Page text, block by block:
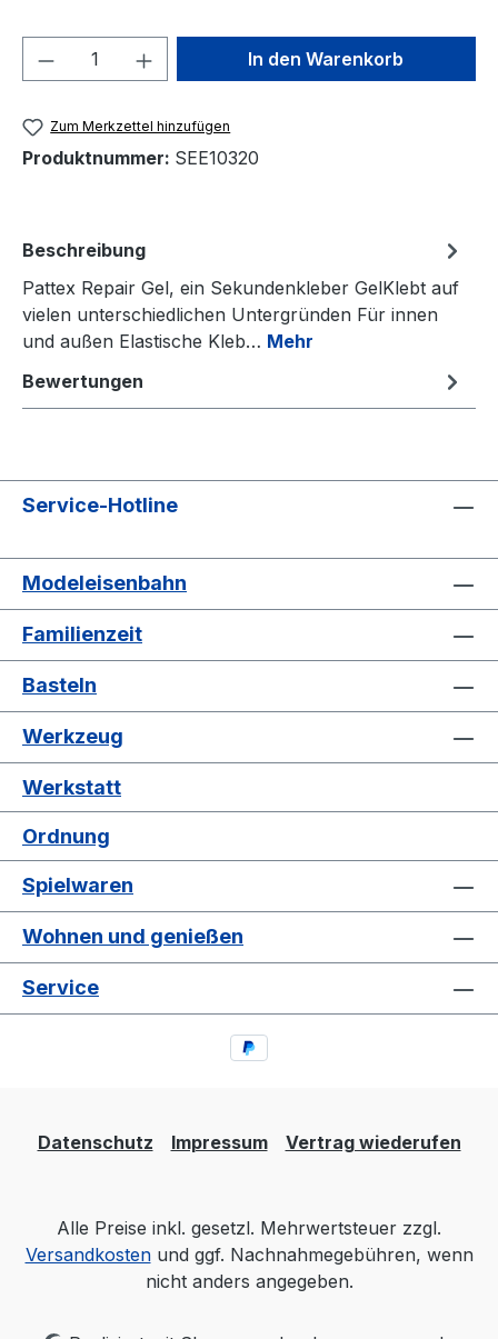
Produkt Anzahl: Gib denIn den Warenkorb
Zum Merkzettel hinzufügen
Produktnummer: SEE10320
Beschreibung
Pattex Repair Gel, ein Sekundenkleber GelKlebt auf
vielen unterschiedlichen Untergründen Für innen
und außen Elastische Kleb… Mehr
Bewertungen
Service-Hotline
Modeleisenbahn
Familienzeit
Basteln
Werkzeug
Werkstatt
Ordnung
Spielwaren
Wohnen und genießen
Service
Datenschutz Impressum Vertrag wiederufen
Alle Preise inkl. gesetzl. Mehrwertsteuer zzgl.
Versandkostenund ggf. Nachnahmegebühren, wenn
nicht anders angegeben.